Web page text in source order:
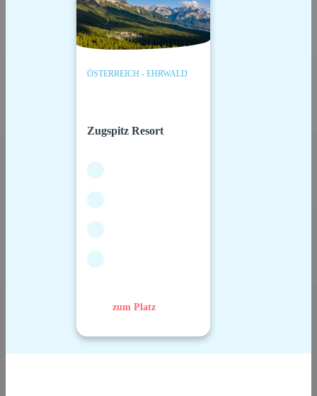
ÖSTERREICH - EHRWALD
Zugspitz Resort
zum Platz